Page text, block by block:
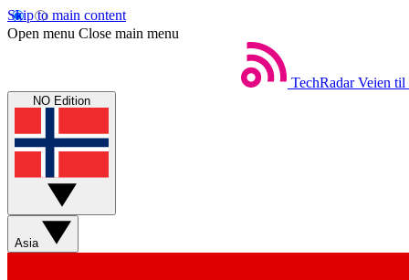
Skip to main content
Open menu Close main menu
TechRadar Veien til
NO Edition
Asia